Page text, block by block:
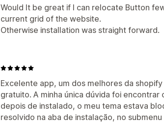
Would It be great if I can relocate Button
current grid of the website.
Otherwise installation was straight forward.
Excelente app, um dos melhores da
gratuito. A minha única dúvida foi
depois de instalado, o meu tema estava
resolvido na aba de instalação, no